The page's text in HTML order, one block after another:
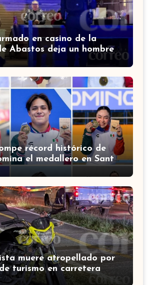
en casino de la
Abastos deja un hombre
León
récord histórico de
el medallero en Santo
2026
muere atropellado por
turismo en carretera
Francisco del Rincón